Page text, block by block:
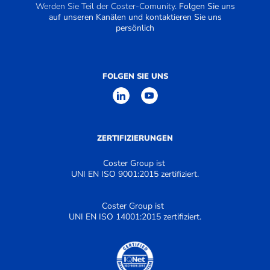
Werden Sie Teil der Coster-Comunity. Folgen Sie uns
auf unseren Kanälen und kontaktieren Sie uns
persönlich
FOLGEN SIE UNS
ZERTIFIZIERUNGEN
Coster Group ist
UNI EN ISO 9001:2015 zertifiziert.
Coster Group ist
UNI EN ISO 14001:2015 zertifiziert.